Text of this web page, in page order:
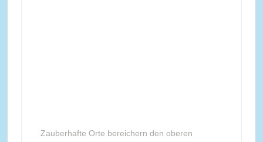
Zauberhafte Orte bereichern den oberen